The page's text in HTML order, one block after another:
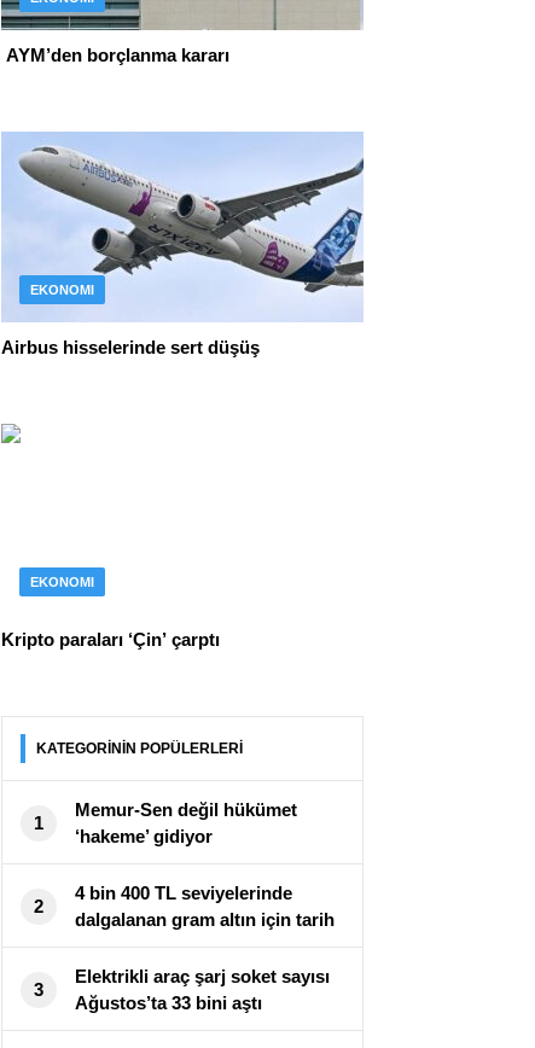
AYM’den borçlanma kararı
EKONOMI
Airbus hisselerinde sert düşüş
EKONOMI
Kripto paraları ‘Çin’ çarptı
KATEGORİNİN POPÜLERLERİ
1
Memur-Sen değil hükümet
‘hakeme’ gidiyor
2
4 bin 400 TL seviyelerinde
dalgalanan gram altın için tarih
verildi!
3
Elektrikli araç şarj soket sayısı
Ağustos’ta 33 bini aştı